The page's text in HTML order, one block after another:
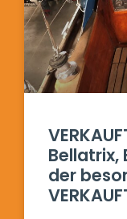
Bellatrix,
der